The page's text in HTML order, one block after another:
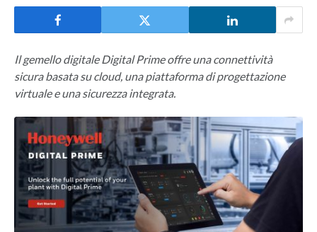
Il gemello digitale Digital Prime offre una connettività
sicura basata su cloud, una piattaforma di progettazione
virtuale e una sicurezza integrata.